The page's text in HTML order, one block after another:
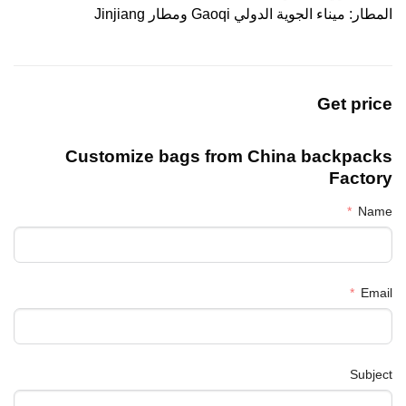
المطار: ميناء الجوية الدولي Gaoqi ومطار Jinjiang
Get price
Customize bags from China backpacks
Factory
Name
Email
Subject